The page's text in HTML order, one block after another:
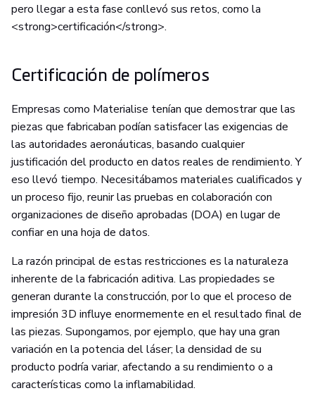
pero llegar a esta fase conllevó sus retos, como la
<strong>certificación</strong>.
Certificación de polímeros
Empresas como Materialise tenían que demostrar que las
piezas que fabricaban podían satisfacer las exigencias de
las autoridades aeronáuticas, basando cualquier
justificación del producto en datos reales de rendimiento. Y
eso llevó tiempo. Necesitábamos materiales cualificados y
un proceso fijo, reunir las pruebas en colaboración con
organizaciones de diseño aprobadas (DOA) en lugar de
confiar en una hoja de datos.
La razón principal de estas restricciones es la naturaleza
inherente de la fabricación aditiva. Las propiedades se
generan durante la construcción, por lo que el proceso de
impresión 3D influye enormemente en el resultado final de
las piezas. Supongamos, por ejemplo, que hay una gran
variación en la potencia del láser; la densidad de su
producto podría variar, afectando a su rendimiento o a
características como la inflamabilidad.